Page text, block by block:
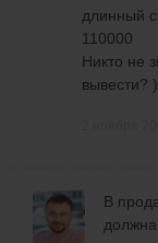
длинный
110000
Никто не
вывести? )
В